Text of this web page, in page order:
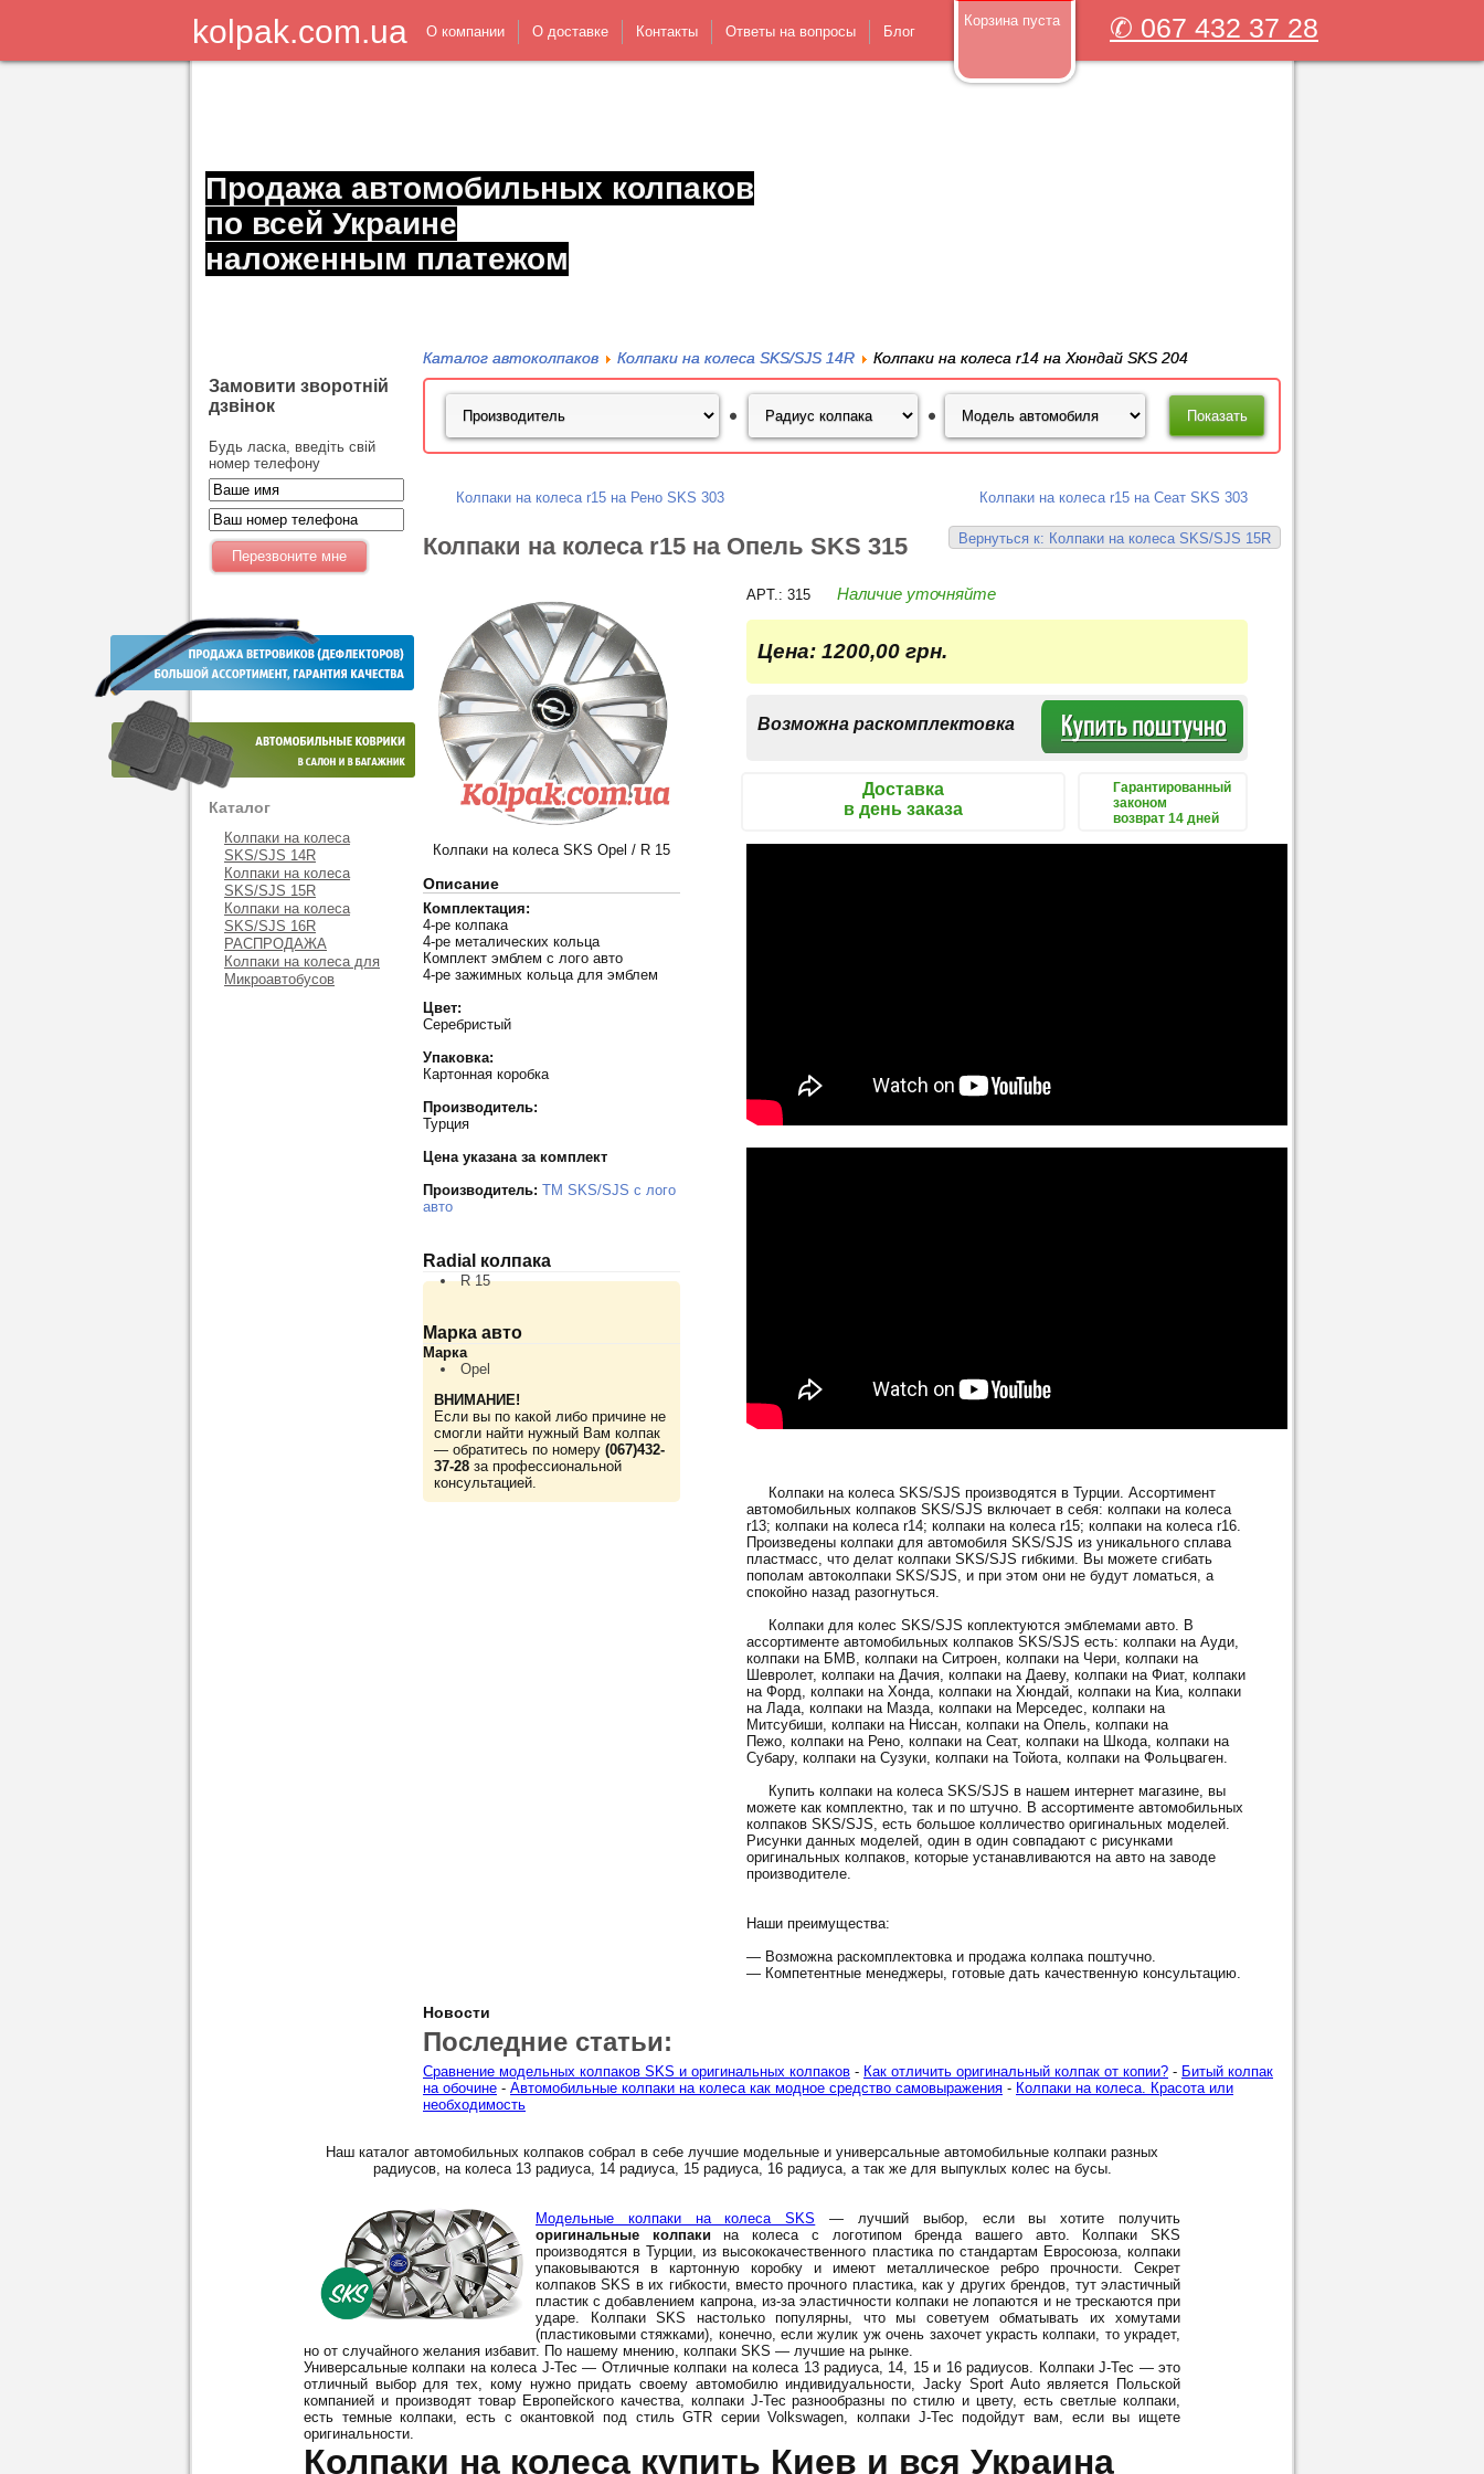
kolpak.com.ua ✆ 067 432 37 28
О компании О доставке Контакты Ответы на вопросы Блог
Корзина пуста
Продажа автомобильных колпаков
по всей Украине
наложенным платежом
Замовити зворотній
дзвінок
Будь ласка, введіть свій
номер телефону
Каталог
Колпаки на колеса
SKS/SJS 14R
Колпаки на колеса
SKS/SJS 15R
Колпаки на колеса
SKS/SJS 16R
РАСПРОДАЖА
Колпаки на колеса для
Микроавтобусов
Каталог автоколпаков Колпаки на колеса SKS/SJS 14R Колпаки на колеса r14 на Хюндай SKS 204
Колпаки на колеса r15 на Рено SKS 303 Колпаки на колеса r15 на Сеат SKS 303
Вернуться к: Колпаки на колеса SKS/SJS 15R
Колпаки на колеса r15 на Опель SKS 315
Колпаки на колеса SKS Opel / R 15
Описание
Комплектация:
4-ре колпака
4-ре металических кольца
Комплект эмблем с лого авто
4-ре зажимных кольца для эмблем
Цвет:
Серебристый
Упаковка:
Картонная коробка
Производитель:
Турция
Цена указана за комплект
Производитель: TM SKS/SJS с лого
авто
Radial колпака
R 15
Марка авто
Марка
Opel
ВНИМАНИЕ!
Если вы по какой либо причине не
смогли найти нужный Вам колпак
— обратитесь по номеру (067)432-
37-28 за профессиональной
консультацией.
APT.: 315 Наличие уточняйте
Цена: 1200,00 грн.
Возможна раскомплектовка
Доставка
в день заказа
Гарантированный
законом
возврат 14 дней
Колпаки на колеса SKS/SJS производятся в Турции. Ассортимент
автомобильных колпаков SKS/SJS включает в себя: колпаки на колеса
r13; колпаки на колеса r14; колпаки на колеса r15; колпаки на колеса r16.
Произведены колпаки для автомобиля SKS/SJS из уникального сплава
пластмасс, что делат колпаки SKS/SJS гибкими. Вы можете сгибать
пополам автоколпаки SKS/SJS, и при этом они не будут ломаться, а
спокойно назад разогнуться.
Колпаки для колес SKS/SJS коплектуются эмблемами авто. В
ассортименте автомобильных колпаков SKS/SJS есть: колпаки на Ауди,
колпаки на БМВ, колпаки на Ситроен, колпаки на Чери, колпаки на
Шевролет, колпаки на Дачия, колпаки на Даеву, колпаки на Фиат, колпаки
на Форд, колпаки на Хонда, колпаки на Хюндай, колпаки на Киа, колпаки
на Лада, колпаки на Мазда, колпаки на Мерседес, колпаки на
Митсубиши, колпаки на Ниссан, колпаки на Опель, колпаки на
Пежо, колпаки на Рено, колпаки на Сеат, колпаки на Шкода, колпаки на
Субару, колпаки на Сузуки, колпаки на Тойота, колпаки на Фольцваген.
Купить колпаки на колеса SKS/SJS в нашем интернет магазине, вы
можете как комплектно, так и по штучно. В ассортименте автомобильных
колпаков SKS/SJS, есть большое колличество оригинальных моделей.
Рисунки данных моделей, один в один совпадают с рисунками
оригинальных колпаков, которые устанавливаются на авто на заводе
производителе.
Наши преимущества:
— Возможна раскомплектовка и продажа колпака поштучно.
— Компетентные менеджеры, готовые дать качественную консультацию.
Новости
Последние статьи:
Сравнение модельных колпаков SKS и оригинальных колпаков - Как отличить оригинальный колпак от копии? - Битый колпак
на обочине - Автомобильные колпаки на колеса как модное средство самовыражения - Колпаки на колеса. Красота или
необходимость
Наш каталог автомобильных колпаков собрал в себе лучшие модельные и универсальные автомобильные колпаки разных
радиусов, на колеса 13 радиуса, 14 радиуса, 15 радиуса, 16 радиуса, а так же для выпуклых колес на бусы.
Модельные колпаки на колеса SKS — лучший выбор, если вы хотите получить
оригинальные колпаки на колеса с логотипом бренда вашего авто. Колпаки SKS
производятся в Турции, из высококачественного пластика по стандартам Евросоюза, колпаки
упаковываются в картонную коробку и имеют металлическое ребро прочности. Секрет
колпаков SKS в их гибкости, вместо прочного пластика, как у других брендов, тут эластичный
пластик с добавлением капрона, из-за эластичности колпаки не лопаются и не трескаются при
ударе. Колпаки SKS настолько популярны, что мы советуем обматывать их хомутами
(пластиковыми стяжками), конечно, если жулик уж очень захочет украсть колпаки, то украдет,
но от случайного желания избавит. По нашему мнению, колпаки SKS — лучшие на рынке.
Универсальные колпаки на колеса J-Tec — Отличные колпаки на колеса 13 радиуса, 14, 15 и 16 радиусов. Колпаки J-Tec — это
отличный выбор для тех, кому нужно придать своему автомобилю индивидуальности, Jacky Sport Auto является Польской
компанией и производят товар Европейского качества, колпаки J-Tec разнообразны по стилю и цвету, есть светлые колпаки,
есть темные колпаки, есть с окантовкой под стиль GTR серии Volkswagen, колпаки J-Tec подойдут вам, если вы ищете
оригинальности.
Колпаки на колеса купить Киев и вся Украина